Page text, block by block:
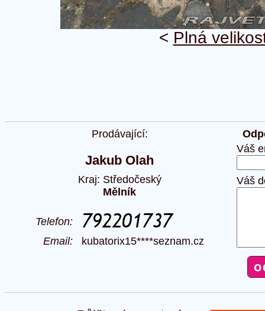
< Plná
Prodávající:
Jakub Olah
Kraj: Středočeský
Mělník
Telefon:
Email: kubatorix15****seznam.cz
Váš
Váš